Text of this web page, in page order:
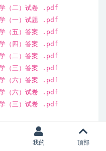
）试卷 .pdf
）试题 .pdf
）答案 .pdf
）答案 .pdf
）答案 .pdf
）答案 .pdf
）答案 .pdf
）试卷 .pdf
）试卷 .pdf
我的 顶部